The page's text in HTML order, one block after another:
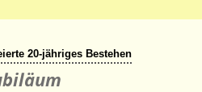
20-jähriges Bestehen